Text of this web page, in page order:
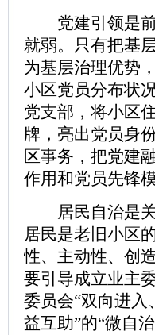
党建引领是前
就弱。只有把基
为基层治理优势
小区党员分布状
党支部，将小区
牌，亮出党员身
区事务，把党建
作用和党员先锋
居民自治是关
居民是老旧小区
性、主动性、创
要引导成立业主
委员会“双向进入
益互助”的“微自